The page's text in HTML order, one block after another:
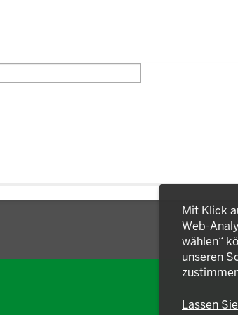
Mit Klick
Web-
wählen“
unseren
Lassen